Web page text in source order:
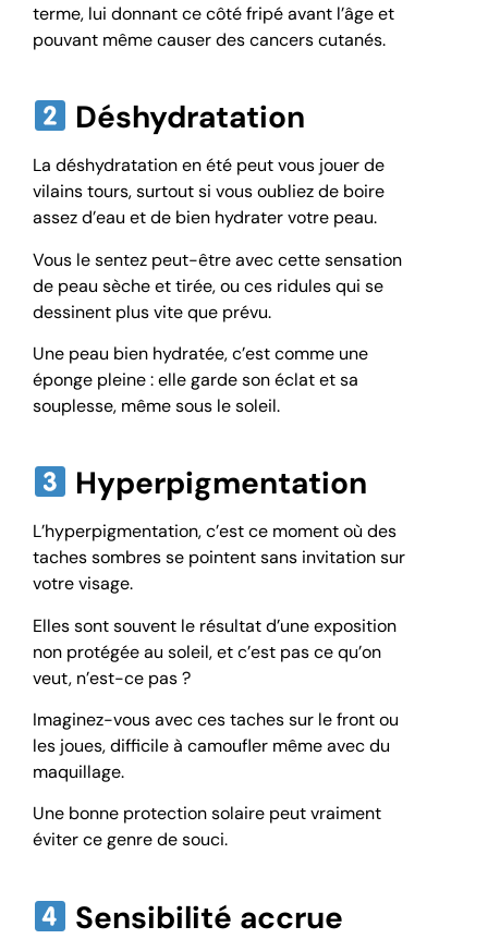
terme, lui donnant ce côté fripé avant l’âge et
pouvant même causer des cancers cutanés.
Déshydratation
La déshydratation en été peut vous jouer de
vilains tours, surtout si vous oubliez de boire
assez d’eau et de bien hydrater votre peau.
Vous le sentez peut-être avec cette sensation
de peau sèche et tirée, ou ces ridules qui se
dessinent plus vite que prévu.
Une peau bien hydratée, c’est comme une
éponge pleine : elle garde son éclat et sa
souplesse, même sous le soleil.
Hyperpigmentation
L’hyperpigmentation, c’est ce moment où des
taches sombres se pointent sans invitation sur
votre visage.
Elles sont souvent le résultat d’une exposition
non protégée au soleil, et c’est pas ce qu’on
veut, n’est-ce pas ?
Imaginez-vous avec ces taches sur le front ou
les joues, difficile à camoufler même avec du
maquillage.
Une bonne protection solaire peut vraiment
éviter ce genre de souci.
Sensibilité accrue